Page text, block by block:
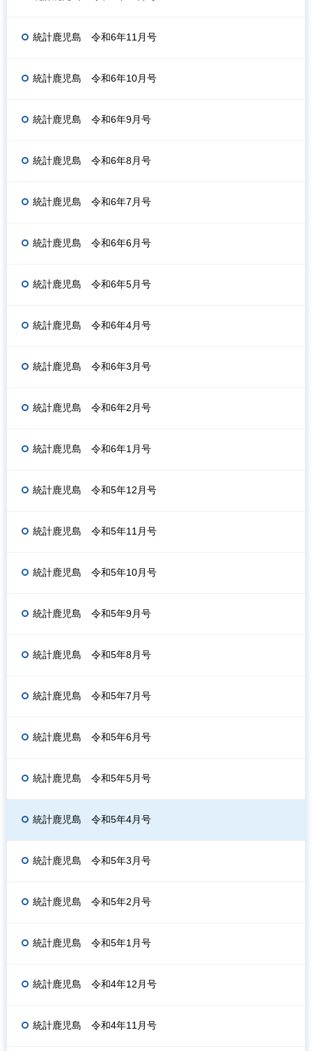
統計鹿児島 令和6年11月号
統計鹿児島 令和6年10月号
統計鹿児島 令和6年9月号
統計鹿児島 令和6年8月号
統計鹿児島 令和6年7月号
統計鹿児島 令和6年6月号
統計鹿児島 令和6年5月号
統計鹿児島 令和6年4月号
統計鹿児島 令和6年3月号
統計鹿児島 令和6年2月号
統計鹿児島 令和6年1月号
統計鹿児島 令和5年12月号
統計鹿児島 令和5年11月号
統計鹿児島 令和5年10月号
統計鹿児島 令和5年9月号
統計鹿児島 令和5年8月号
統計鹿児島 令和5年7月号
統計鹿児島 令和5年6月号
統計鹿児島 令和5年5月号
統計鹿児島 令和5年4月号
統計鹿児島 令和5年3月号
統計鹿児島 令和5年2月号
統計鹿児島 令和5年1月号
統計鹿児島 令和4年12月号
統計鹿児島 令和4年11月号